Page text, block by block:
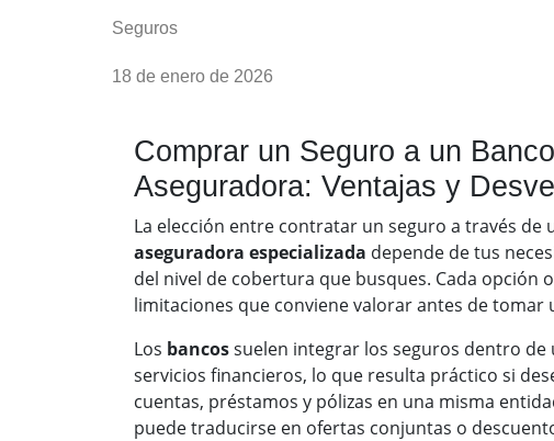
Seguros
18 de enero de 2026
Comprar un Seguro a un
Aseguradora: Ventajas y
La elección entre contratar un seguro a través de
aseguradora especializada depende de tus
del nivel de cobertura que busques. Cada opción
limitaciones que conviene valorar antes de tomar
Los bancossuelen integrar los seguros dentro de
servicios financieros, lo que resulta práctico si
cuentas, préstamos y pólizas en una misma
puede traducirse en ofertas conjuntas o